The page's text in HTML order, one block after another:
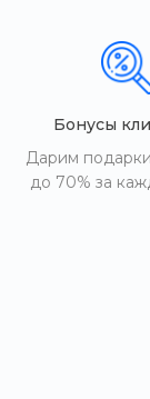
Бонусы
Дарим
до 70% за